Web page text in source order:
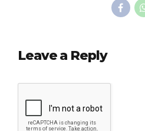
Leave a Reply